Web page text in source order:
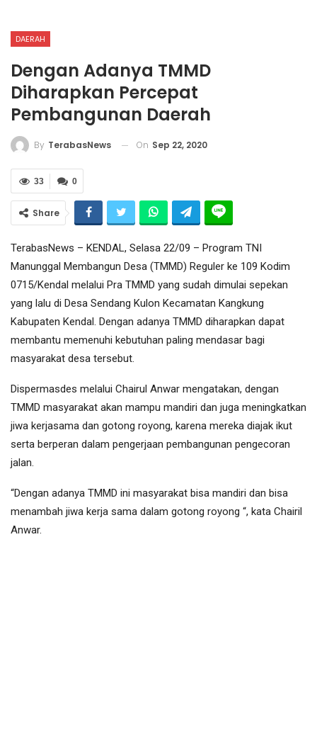
DAERAH
Dengan Adanya TMMD
Diharapkan Percepat
Pembangunan Daerah
By TerabasNews On Sep 22, 2020
0
33
Share
TerabasNews – KENDAL, Selasa 22/09 – Program TNI
Manunggal Membangun Desa (TMMD) Reguler ke 109 Kodim
0715/Kendal melalui Pra TMMD yang sudah dimulai sepekan
yang lalu di Desa Sendang Kulon Kecamatan Kangkung
Kabupaten Kendal. Dengan adanya TMMD diharapkan dapat
membantu memenuhi kebutuhan paling mendasar bagi
masyarakat desa tersebut.
Dispermasdes melalui Chairul Anwar mengatakan, dengan
TMMD masyarakat akan mampu mandiri dan juga meningkatkan
jiwa kerjasama dan gotong royong, karena mereka diajak ikut
serta berperan dalam pengerjaan pembangunan pengecoran
jalan.
“Dengan adanya TMMD ini masyarakat bisa mandiri dan bisa
menambah jiwa kerja sama dalam gotong royong “, kata Chairil
Anwar.